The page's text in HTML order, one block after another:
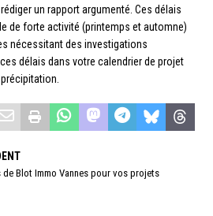
un rapport argumenté. Ces délais
de forte activité (printemps et automne)
nécessitant des investigations
délais dans votre calendrier de projet
de Blot Immo Vannes pour vos projets